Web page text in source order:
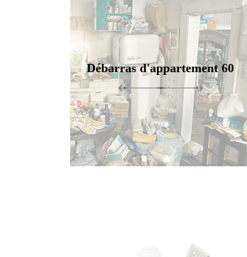
Débarras d'appartement 60